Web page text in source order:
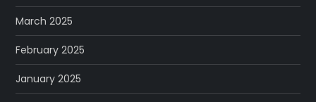
March 2025
February 2025
January 2025